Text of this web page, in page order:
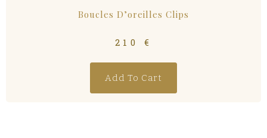
Boucles D’oreilles Clips
210 €
Add To Cart